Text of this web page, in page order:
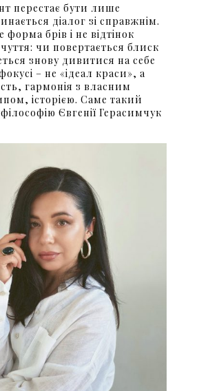
перестає бути лише
діалог зі справжнім.
брів і не відтінок
чи повертається блиск
знову дивитися на себе
– не «ідеал краси», а
гармонія з власним
історією. Саме такий
Євгенії Герасимчук